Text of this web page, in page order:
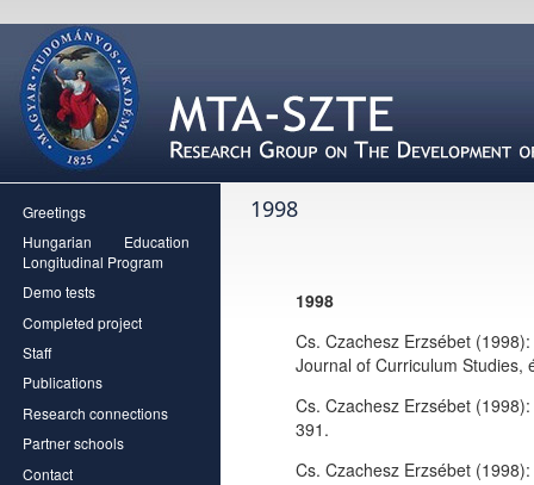
Greetings
Hungarian Education
Longitudinal Program
Demo tests
Completed project
Staff
Publications
Research connections
Partner schools
Contact
1998
1998
Cs. Czachesz Erzsébet
Journal of Curriculum Studies,
Cs. Czachesz Erzsébet
391.
Cs. Czachesz Erzsébet (1998):